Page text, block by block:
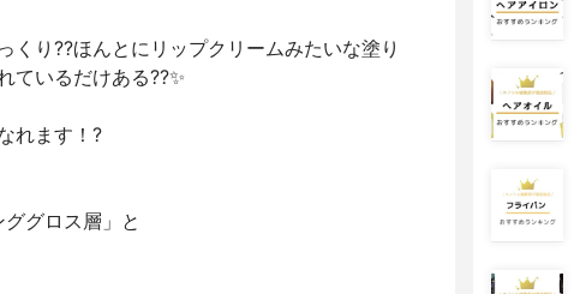
くり??ほんとにリップクリームみたいな塗り
ているだけある??✨
れます！?
グロス層」と